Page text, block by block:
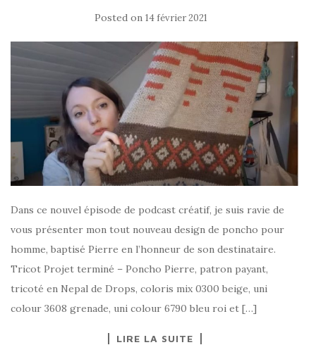
Posted on 14 février 2021
Dans ce nouvel épisode de podcast créatif, je suis ravie de
vous présenter mon tout nouveau design de poncho pour
homme, baptisé Pierre en l’honneur de son destinataire.
Tricot Projet terminé – Poncho Pierre, patron payant,
tricoté en Nepal de Drops, coloris mix 0300 beige, uni
colour 3608 grenade, uni colour 6790 bleu roi et […]
LIRE LA SUITE